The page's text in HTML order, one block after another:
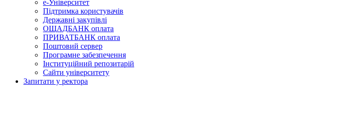
е-Університет
Підтримка користувачів
Державні закупівлі
ОЩАДБАНК оплата
ПРИВАТБАНК оплата
Поштовий сервер
Програмне забезпечення
Інституційний репозитарій
Сайти університету
Запитати у ректора